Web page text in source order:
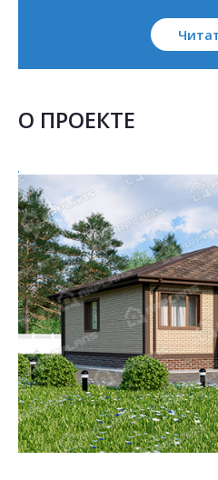
О ПРОЕКТЕ